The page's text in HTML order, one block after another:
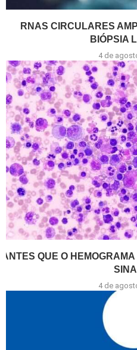
RNAS CIRCULARES
BIÓPSIA
4 de
ANTES QUE O
4 de